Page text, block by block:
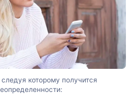
которому получится